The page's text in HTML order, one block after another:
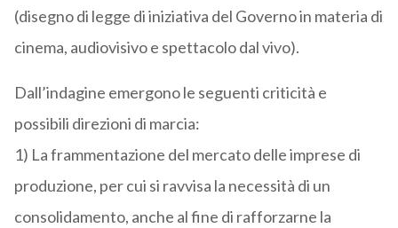
(disegno di legge di iniziativa del Governo in materia di
cinema, audiovisivo e spettacolo dal vivo).
Dall’indagine emergono le seguenti criticità e
possibili direzioni di marcia:
1) La frammentazione del mercato delle imprese di
produzione, per cui si ravvisa la necessità di un
consolidamento, anche al fine di rafforzarne la